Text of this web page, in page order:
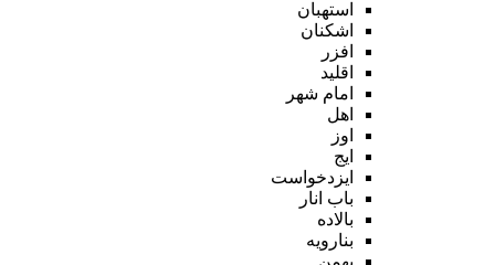
استهبان
اشکنان
افزر
اقلید
امام شهر
اهل
اوز
ایج
ایزدخواست
باب انار
بالاده
بنارویه
بهمن